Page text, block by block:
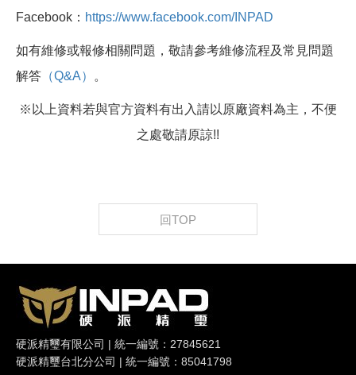
Facebook： https://www.facebook.com/INPAD
如有維修或報修相關問題，敬請參考維修流程及常見問題
解答 （Q&A） 。
※以上資料若與官方資料有出入請以原廠資料為主，不便
之處敬請原諒!!
回TOP
硬派精璽有限公司 | 統一編號：27845621
硬派精璽台北分公司 | 統一編號：85041798